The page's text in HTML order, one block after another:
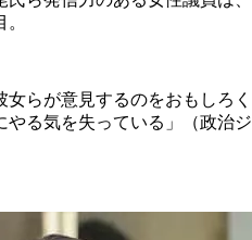
らが意見するのをおもしろく
やる気を失っている」（政治ジ